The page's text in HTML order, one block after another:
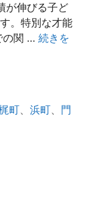
が伸びる子ど
。特別な才能
の関 … 続きを
町、浜町、 門